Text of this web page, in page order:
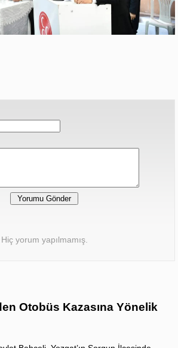
Hiç yorum yapılmamış.
Otobüs Kazasına Yönelik